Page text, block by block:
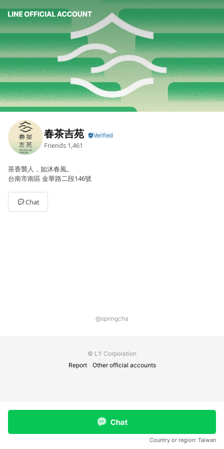
春茶吉苑
Friends 1,461
茶香襲人，如沐春風。
台南市南區 金華路二段146號
Chat
@springcha
© LY Corporation
Report
Other official accounts
Chat
Country or region: Taiwan